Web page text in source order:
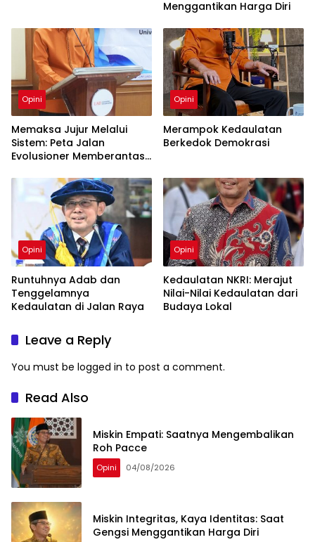
Menggantikan Harga Diri
Opini
Memaksa Jujur Melalui
Sistem: Peta Jalan
Evolusioner Memberantas
Opini
Merampok Kedaulatan
Berkedok Demokrasi
Opini
Runtuhnya Adab dan
Tenggelamnya
Kedaulatan di Jalan Raya
Opini
Kedaulatan NKRI: Merajut
Nilai-Nilai Kedaulatan dari
Budaya Lokal
Leave a Reply
You must be logged in to post a comment.
Read Also
Miskin Empati: Saatnya Mengembalikan
Roh Pacce
Opini 04/08/2026
Miskin Integritas, Kaya Identitas: Saat
Gengsi Menggantikan Harga Diri